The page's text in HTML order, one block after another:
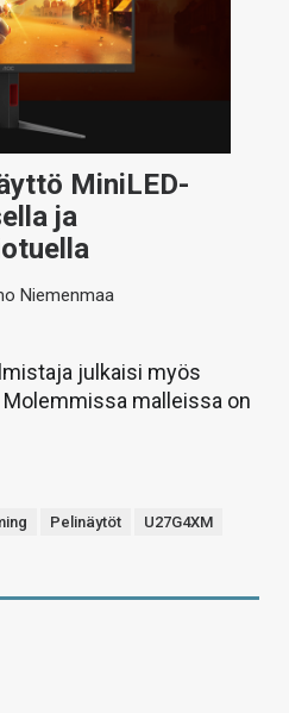
MiniLED-
ja
Niemenmaa
julkaisi myös
malleissa on
Pelinäytöt
U27G4XM